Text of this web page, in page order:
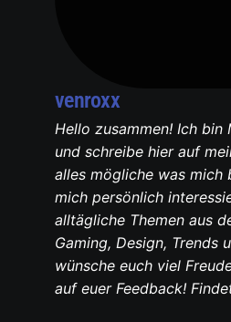
venroxx
Hello zusammen! Ich bin
und schreibe hier auf
alles mögliche was mich
mich persönlich
alltägliche Themen aus
Gaming, Design, Trends
wünsche euch viel
auf euer Feedback!